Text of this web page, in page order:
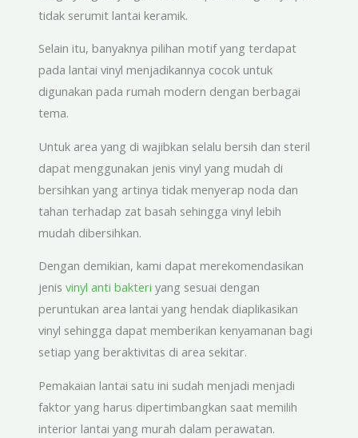
tidak serumit lantai keramik.
Selain itu, banyaknya pilihan motif yang terdapat
pada lantai vinyl menjadikannya cocok untuk
digunakan pada rumah modern dengan berbagai
tema.
Untuk area yang di wajibkan selalu bersih dan steril
dapat menggunakan jenis vinyl yang mudah di
bersihkan yang artinya tidak menyerap noda dan
tahan terhadap zat basah sehingga vinyl lebih
mudah dibersihkan.
Dengan demikian, kami dapat merekomendasikan
jenis vinyl anti bakteri yang sesuai dengan
peruntukan area lantai yang hendak diaplikasikan
vinyl sehingga dapat memberikan kenyamanan bagi
setiap yang beraktivitas di area sekitar.
Pemakaian lantai satu ini sudah menjadi menjadi
faktor yang harus dipertimbangkan saat memilih
interior lantai yang murah dalam perawatan.